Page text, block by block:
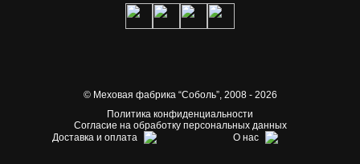
© Меховая фабрика “Соболь”,2008 - 2026
Политика конфиденциальности
Согласие на обработку персональных данных
Доставка и оплата
О нас